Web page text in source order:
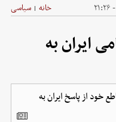
خانه | سیاسی
ایران به
خود از پاسخ ایران به